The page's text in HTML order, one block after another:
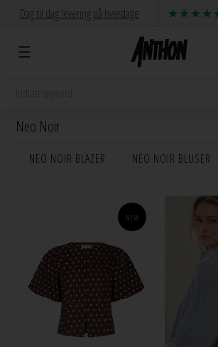
Dag til dag levering på hverdage
Neo Noir
NEO NOIR BLAZER NEO NOIR BLUSER
NEW